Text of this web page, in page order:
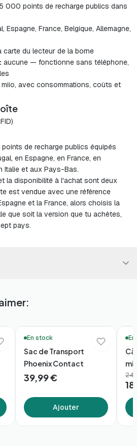
000 points de recharge publics dans
Espagne, France, Belgique, Allemagne,
carte du lecteur de la borne
aucune — fonctionne sans téléphone,
avec consommations, coûts et
de recharge publics équipés
en Espagne, en France, en
Italie et aux Pays-Bas.
la disponibilité à l'achat sont deux
est vendue avec une référence
et la France, alors choisis la
que soit la version que tu achètes,
pays.
En stock
Sac de Transport
Phoenix Contact
39,99 €
Ajouter